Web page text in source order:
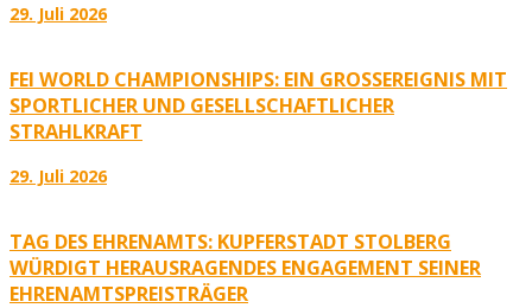
29. Juli 2026
FEI WORLD CHAMPIONSHIPS: EIN GROSSEREIGNIS MIT S
PORTLICHER UND GESELLSCHAFTLICHER S
TRAHLKRAFT
29. Juli 2026
TAG DES EHRENAMTS: KUPFERSTADT STOLBERG
WÜRDIGT HERAUSRAGENDES ENGAGEMENT SEINER
EHRENAMTSPREISTRÄGER